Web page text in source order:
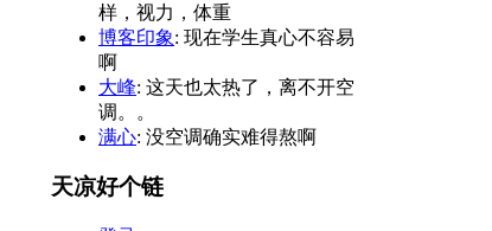
样，视力，体重
博客印象: 现在学生真心不容易
啊
大峰: 这天也太热了，离不开空
调。。
满心: 没空调确实难得熬啊
天凉好个链